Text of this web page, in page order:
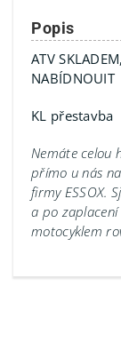
Popis
ATV
KL přestavba
Nemáte celou
přímo u nás
firmy ESSOX.
a po zaplacení
motocyklem